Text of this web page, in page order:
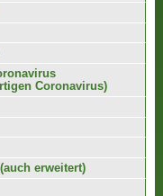
Coronavirus)
erweitert)